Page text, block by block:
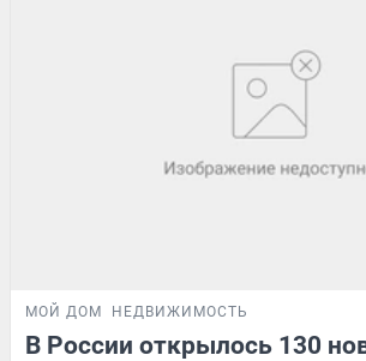
МОЙ ДОМ НЕДВИЖИМОСТЬ
В России открылось 130